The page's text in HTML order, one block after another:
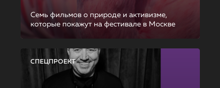
Семь фильмов о природе и активизме,
которые покажут на фестивале в Москве
СПЕЦПРОЕКТ